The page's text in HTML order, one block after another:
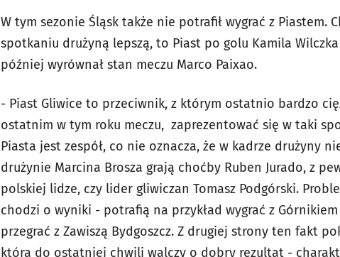
W tym sezonie Śląsk także nie potrafił wygrać z Piastem.
spotkaniu drużyną lepszą, to Piast po golu Kamila
później wyrównał stan meczu Marco Paixao.
- Piast Gliwice to przeciwnik, z którym ostatnio bardzo
ostatnim w tym roku meczu, zaprezentować się w taki
Piasta jest zespół, co nie oznacza, że w kadrze drużyny
drużynie Marcina Brosza grają choćby Ruben Jurado, z
polskiej lidze, czy lider gliwiczan Tomasz Podgórski.
chodzi o wyniki - potrafią na przykład wygrać z
przegrać z Zawiszą Bydgoszcz. Z drugiej strony ten fakt
która do ostatniej chwili walczy o dobry rezultat -